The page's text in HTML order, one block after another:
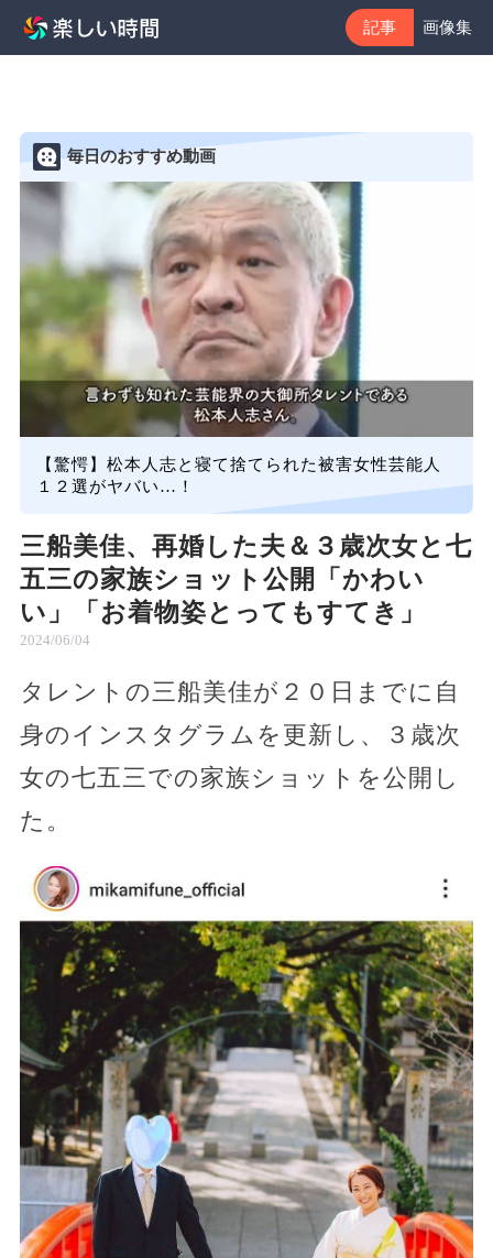
記事 画像集
毎日のおすすめ動画
【驚愕】松本人志と寝て捨てられた被害女性芸能人
１２選がヤバい…！
三船美佳、再婚した夫＆３歳次女と七
五三の家族ショット公開「かわい
い」「お着物姿とってもすてき」
2024/06/04
タレントの三船美佳が２０日までに自
身のインスタグラムを更新し、３歳次
女の七五三での家族ショットを公開し
た。